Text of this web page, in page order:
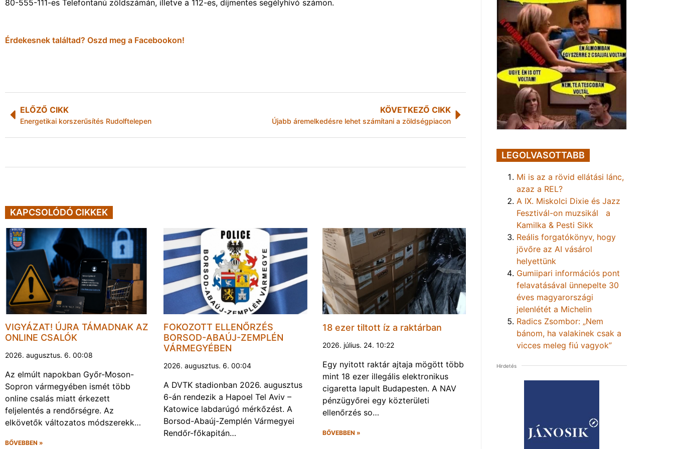
80-555-111-es Telefontanú zöldszámán, illetve a 112-es, díjmentes segélyhívó számon.
Érdekesnek találtad? Oszd meg a Facebookon!
ELŐZŐ CIKK
Energetikai korszerűsítés Rudolftelepen
KÖVETKEZŐ CIKK
Újabb áremelkedésre lehet számítani a zöldségpiacon
KAPCSOLÓDÓ CIKKEK
VIGYÁZAT! ÚJRA TÁMADNAK AZ
ONLINE CSALÓK
2026. augusztus. 6. 00:08
Az elmúlt napokban Győr-Moson-
Sopron vármegyében ismét több
online csalás miatt érkezett
feljelentés a rendőrségre. Az
elkövetők változatos módszerekk…
BŐVEBBEN »
FOKOZOTT ELLENŐRZÉS
BORSOD-ABAÚJ-ZEMPLÉN
VÁRMEGYÉBEN
2026. augusztus. 6. 00:04
A DVTK stadionban 2026. augusztus
6-án rendezik a Hapoel Tel Aviv –
Katowice labdarúgó mérkőzést. A
Borsod-Abaúj-Zemplén Vármegyei
Rendőr-főkapitán…
18 ezer tiltott íz a raktárban
2026. július. 24. 10:22
Egy nyitott raktár ajtaja mögött több
mint 18 ezer illegális elektronikus
cigaretta lapult Budapesten. A NAV
pénzügyőrei egy közterületi
ellenőrzés so…
BŐVEBBEN »
LEGOLVASOTTABB
Mi is az a rövid ellátási lánc,
azaz a REL?
A IX. Miskolci Dixie és Jazz
Fesztivál-on muzsikál a
Kamilka & Pesti Sikk
Reális forgatókönyv, hogy
jövőre az AI vásárol
helyettünk
Gumiipari információs pont
felavatásával ünnepelte 30
éves magyarországi
jelenlétét a Michelin
Radics Zsombor: „Nem
bánom, ha valakinek csak a
vicces meleg fiú vagyok”
Hirdetés